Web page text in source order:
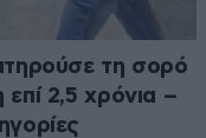
τη σορό
2,5 χρόνια –